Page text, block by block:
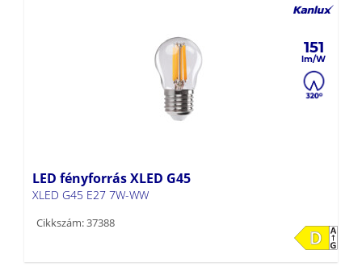
151
LED fényforrás XLED G45
XLED G45 E27 7W-WW
Cikkszám: 37388